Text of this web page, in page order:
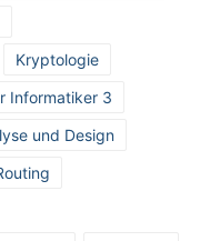
Kryptologie
Informatiker 3
und Design